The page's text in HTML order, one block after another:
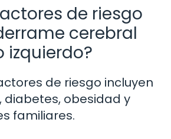
de riesgo
cerebral
izquierdo?
de riesgo incluyen
diabetes, obesidad y
familiares.